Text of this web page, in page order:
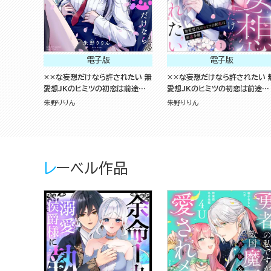
電子版
××な妄想だけなら許されたい 無
愛想JKのヒミツの初恋は前途多
難 （1）
朱野りりん
電子版
××な妄想だけなら許されたい
愛想JKのヒミツの初恋は前途多
難（分冊版）
朱野りりん
レーベル作品